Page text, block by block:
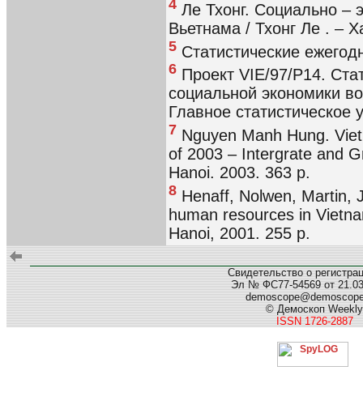
4 Ле Тхонг. Социально –
Вьетнама / Тхонг Ле . –
5 Статистические
6 Проект VIE/97/P14.
социальной экономики
Главное
7 Nguyen Manh Hung.
of 2003 – Intergrate and
Hanoi. 2003. 363 p.
8 Henaff, Nolwen, Martin,
human resources in
Hanoi, 2001. 255 p.
Свидетельство о
Эл № ФС77-54569 от
© Демоскоп Weekly
ISSN 1726-2887